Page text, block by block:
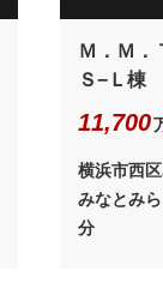
Ｍ．Ｍ．
Ｓ−Ｌ棟
11,700
横浜市西
みなとみ
分